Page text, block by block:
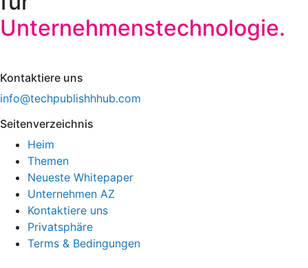
Unternehmenstechnologie.
Kontaktiere uns
info@techpublishhhub.com
Seitenverzeichnis
Heim
Themen
Neueste Whitepaper
Unternehmen AZ
Kontaktiere uns
Privatsphäre
Terms & Bedingungen